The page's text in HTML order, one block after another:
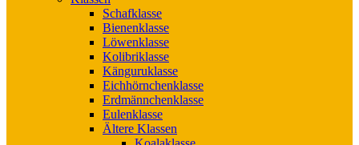
Schafklasse
Bienenklasse
Löwenklasse
Kolibriklasse
Känguruklasse
Eichhörnchenklasse
Erdmännchenklasse
Eulenklasse
Ältere Klassen